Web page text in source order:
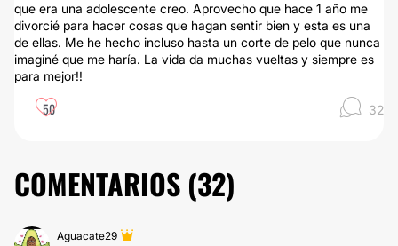
que era una adolescente creo. Aprovecho que hace 1 año me
divorcié para hacer cosas que hagan sentir bien y esta es una
de ellas. Me he hecho incluso hasta un corte de pelo que nunca
imaginé que me haría. La vida da muchas vueltas y siempre es
para mejor!!
50 32
COMENTARIOS (32)
Aguacate29